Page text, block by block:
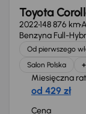
Toyota
2022148 876 km
Benzyna Full-
Od pierwszego
Salon Polska
Miesięczna
od 429 zł
Cena